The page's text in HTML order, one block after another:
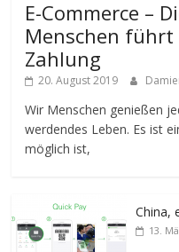
E-Commerce –
Menschen
Zahlung
20. August 2019
Wir Menschen genießen
werdendes Leben. Es ist
möglich ist,
China,
13.